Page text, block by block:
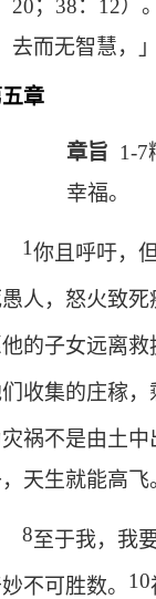
20； 38： 12）
去而无智慧，
章
章旨 1-7
幸福。
1你且呼吁，
人，怒火致死
的子女远离
收集的庄稼
祸不是由土
，天生就能高
8至于我，我
不可胜数。 10